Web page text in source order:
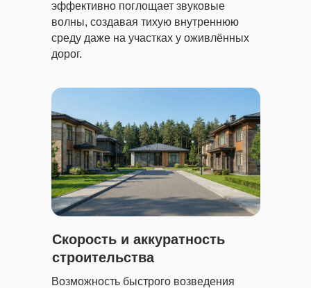
Возможность быстрого возведения
Скорость и аккуратность
строительства
эффективно поглощает звуковые
волны, создавая тихую внутреннюю
среду даже на участках у оживлённых
дорог.